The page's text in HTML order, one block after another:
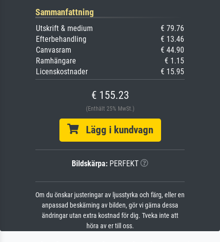
Sammanfattning
Utskrift & medium
€ 79.76
Efterbehandling
€ 13.46
Canvasram
€ 44.90
Ramhängare
€ 1.15
Licenskostnader
€ 15.95
€ 155.23
(Enthält 25% MwSt.)
Lägg i kundvagn
Bildskärpa: PERFEKT
Om du önskar justeringar av ljusstyrka och färg, eller en
anpassad beskärning av bilden, gör vi gärna dessa
ändringar utan extra kostnad för dig. Tveka inte att
höra av er till oss.